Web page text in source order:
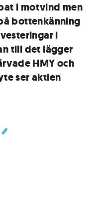
i motvind men
bottenkänning
i
till det lägger
HMY och
ser aktien